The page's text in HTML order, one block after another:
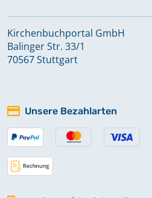
Kirchenbuchportal GmbH
Balinger Str. 33/1
70567 Stuttgart
Unsere Bezahlarten